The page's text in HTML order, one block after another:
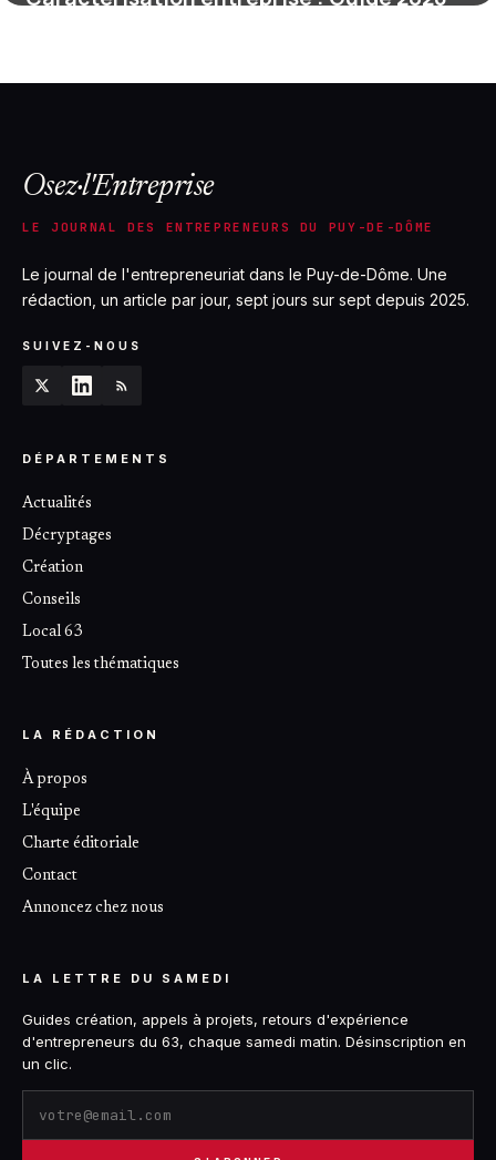
Osez·l'Entreprise
LE JOURNAL DES ENTREPRENEURS DU PUY-DE-DÔME
Le journal de l'entrepreneuriat dans le Puy-de-Dôme. Une
rédaction, un article par jour, sept jours sur sept depuis 2025.
SUIVEZ-NOUS
DÉPARTEMENTS
Actualités
Décryptages
Création
Conseils
Local 63
Toutes les thématiques
LA RÉDACTION
À propos
L'équipe
Charte éditoriale
Contact
Annoncez chez nous
LA LETTRE DU SAMEDI
Guides création, appels à projets, retours d'expérience
d'entrepreneurs du 63, chaque samedi matin. Désinscription en
un clic.